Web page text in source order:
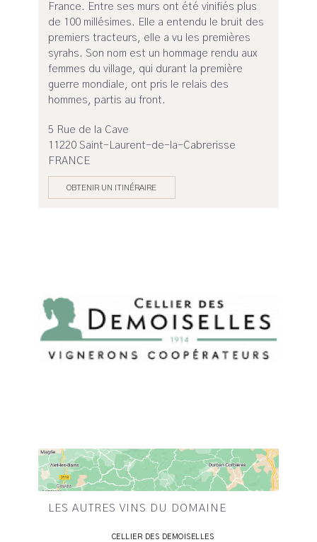
France. Entre ses murs ont été vinifiés plus
de 100 millésimes. Elle a entendu le bruit des
premiers tracteurs, elle a vu les premières
syrahs. Son nom est un hommage rendu aux
femmes du village, qui durant la première
guerre mondiale, ont pris le relais des
hommes, partis au front.
5 Rue de la Cave
11220 Saint-Laurent-de-la-Cabrerisse
FRANCE
OBTENIR UN ITINÉRAIRE
LES AUTRES VINS DU DOMAINE
CELLIER DES DEMOISELLES